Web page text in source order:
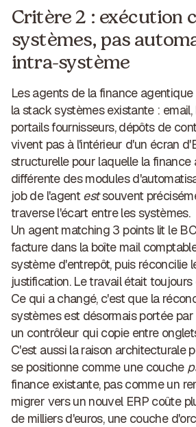
Critère 2 : exécution
systèmes, pas
intra-système
Les agents de la finance
la stack systèmes existante : email,
portails fournisseurs, dépôts de
vivent pas à l'intérieur d'un écran
structurelle pour laquelle la finance
différente des modules
job de l'agent estsouvent
traverse l'écart entre les systèmes.
Un agent matching 3 points lit le
facture dans la boîte mail
système d'entrepôt, puis réconcilie
justification. Le travail était
Ce qui a changé, c'est que la
systèmes est désormais portée
un contrôleur qui copie entre
C'est aussi la raison architecturale
se positionne comme une couche
finance existante, pas comme un
migrer vers un nouvel ERP coûte
de milliers d'euros, une couche